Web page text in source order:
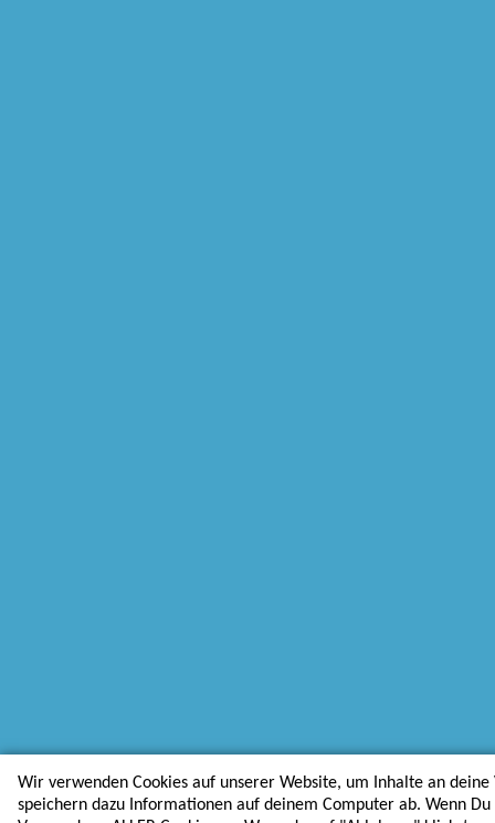
Wir verwenden Cookies auf unserer Website, um Inhalte an deine
speichern dazu Informationen auf deinem Computer ab. Wenn